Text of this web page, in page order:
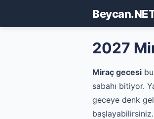
2027
Miraç gecesi
sabahı bitiyor.
geceye denk
başlayabilirsiniz.